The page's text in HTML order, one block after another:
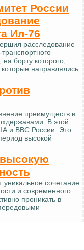
России
Ил-76
расследование
борту которого,
направлялись
преимуществ в
В этой
и ВВС России. Это
высокой
сочетание
и современного
проникать в